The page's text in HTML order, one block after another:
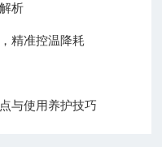
析
精准控温降耗
与使用养护技巧